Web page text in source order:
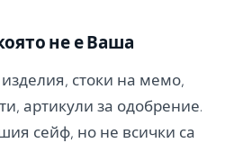
не е Ваша
стоки на мемо,
артикули за одобрение.
сейф, но не всички са